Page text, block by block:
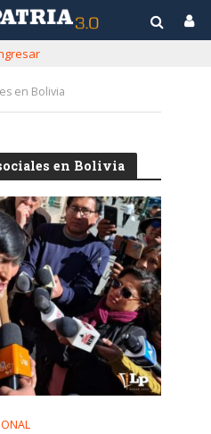
en Bolivia
en Bolivia